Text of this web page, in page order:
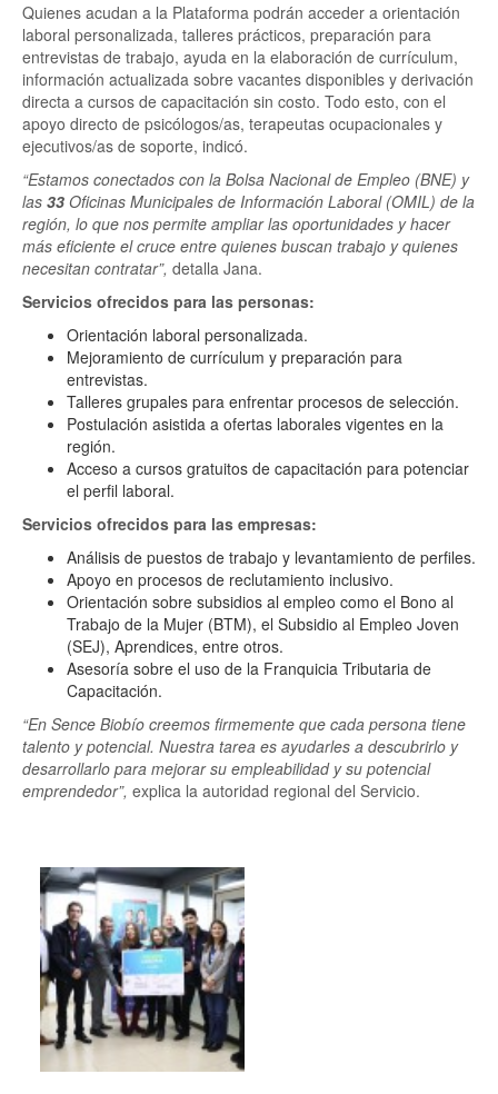
Quienes acudan a la Plataforma podrán acceder a orientación
laboral personalizada, talleres prácticos, preparación para
entrevistas de trabajo, ayuda en la elaboración de currículum,
información actualizada sobre vacantes disponibles y derivación
directa a cursos de capacitación sin costo. Todo esto, con el
apoyo directo de psicólogos/as, terapeutas ocupacionales y
ejecutivos/as de soporte, indicó.
“Estamos conectados con la Bolsa Nacional de Empleo (BNE) y
las 33 Oficinas Municipales de Información Laboral (OMIL) de la
región, lo que nos permite ampliar las oportunidades y hacer
más eficiente el cruce entre quienes buscan trabajo y quienes
necesitan contratar”, detalla Jana.
Servicios ofrecidos para las personas:
Orientación laboral personalizada.
Mejoramiento de currículum y preparación para
entrevistas.
Talleres grupales para enfrentar procesos de selección.
Postulación asistida a ofertas laborales vigentes en la
región.
Acceso a cursos gratuitos de capacitación para potenciar
el perfil laboral.
Servicios ofrecidos para las empresas:
Análisis de puestos de trabajo y levantamiento de perfiles.
Apoyo en procesos de reclutamiento inclusivo.
Orientación sobre subsidios al empleo como el Bono al
Trabajo de la Mujer (BTM), el Subsidio al Empleo Joven
(SEJ), Aprendices, entre otros.
Asesoría sobre el uso de la Franquicia Tributaria de
Capacitación.
“En Sence Biobío creemos firmemente que cada persona tiene
talento y potencial. Nuestra tarea es ayudarles a descubrirlo y
desarrollarlo para mejorar su empleabilidad y su potencial
emprendedor”, explica la autoridad regional del Servicio.